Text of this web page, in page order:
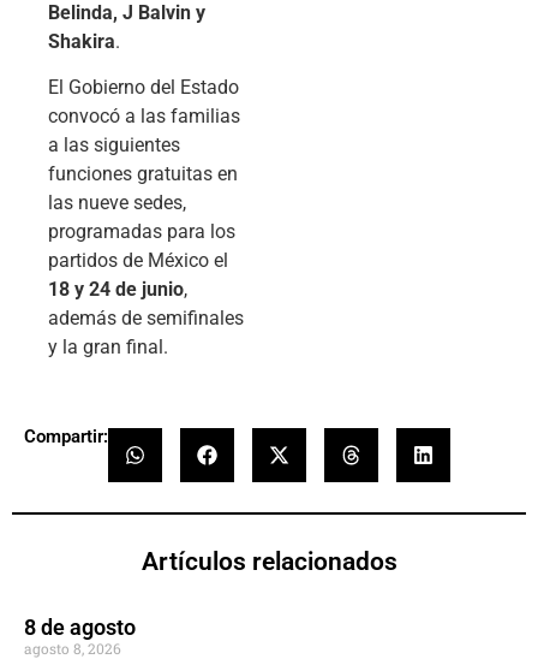
Belinda, J Balvin y
Shakira.
El Gobierno del Estado
convocó a las familias
a las siguientes
funciones gratuitas en
las nueve sedes,
programadas para los
partidos de México el
18 y 24 de junio,
además de semifinales
y la gran final.
Compartir:
Artículos relacionados
8 de agosto
agosto 8, 2026